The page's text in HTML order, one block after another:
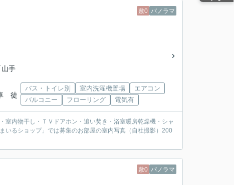
敷0 パノラマ
山手
徒
バス・トイレ別 室内洗濯機置場
エアコン
バルコニー
フローリング 電気有
内物干し・ＴＶドアホン・追い焚き・浴室暖房乾燥機・シャ
いるショップ」では募集のお部屋の室内写真（自社撮影）200
敷0 パノラマ